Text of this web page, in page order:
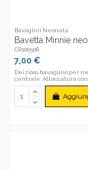
Bavaglini Neonata
Bavetta Minnie
CR100508
7,00 €
Deizioso bavaglino per
centrale. Attaccatura con